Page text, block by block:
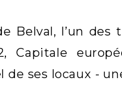
Belval, l’un des
Capitale
ses locaux -